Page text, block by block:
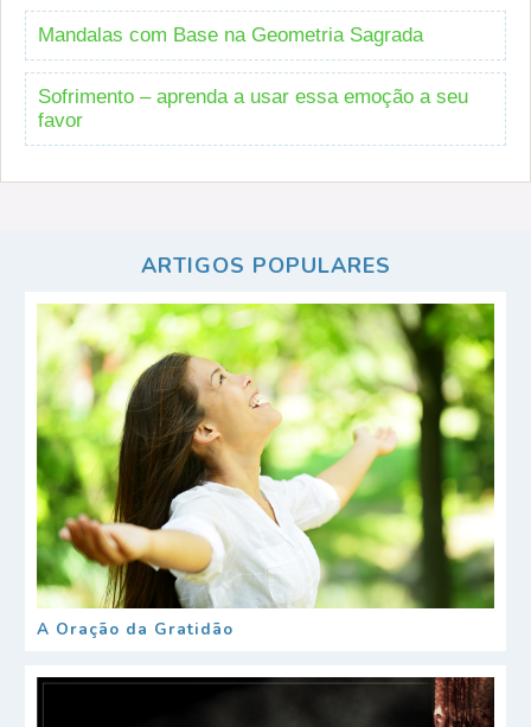
Mandalas com Base na Geometria Sagrada
Sofrimento – aprenda a usar essa emoção a seu
favor
ARTIGOS POPULARES
A Oração da Gratidão